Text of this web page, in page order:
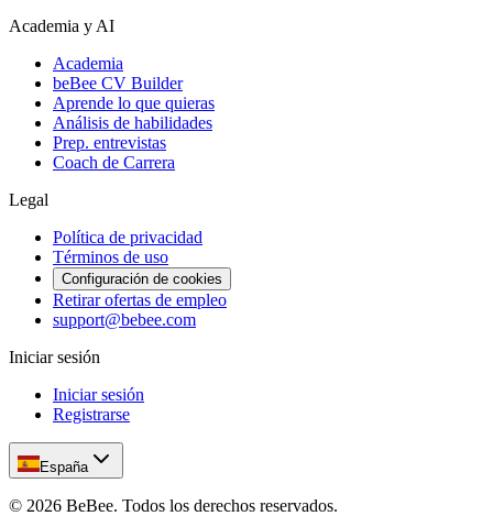
Academia y AI
Academia
beBee CV Builder
Aprende lo que quieras
Análisis de habilidades
Prep. entrevistas
Coach de Carrera
Legal
Política de privacidad
Términos de uso
Configuración de cookies
Retirar ofertas de empleo
support@bebee.com
Iniciar sesión
Iniciar sesión
Registrarse
España
© 2026 BeBee. Todos los derechos reservados.